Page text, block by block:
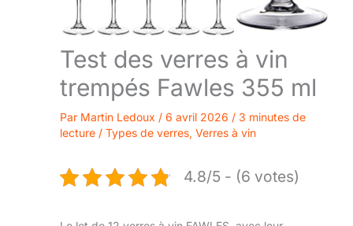
Test des verres à vin
trempés Fawles 355 ml
Par Martin Ledoux / 6 avril 2026 / 3 minutes de
lecture / Types de verres, Verres à vin
4.8/5 - (6 votes)